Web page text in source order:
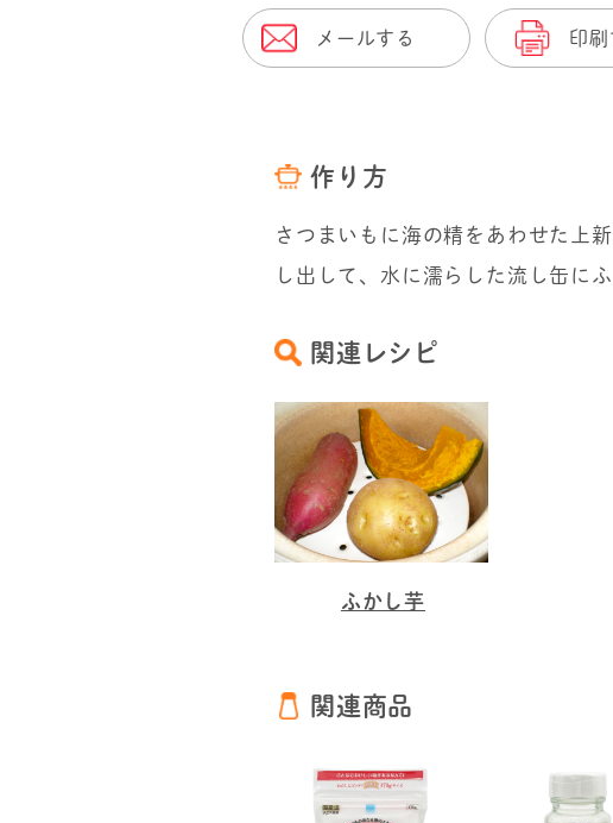
メールする 印刷
作り方
さつまいもに海の精をあわせた上
し出して、水に濡らした流し缶に
関連レシピ
ふかし芋
関連商品